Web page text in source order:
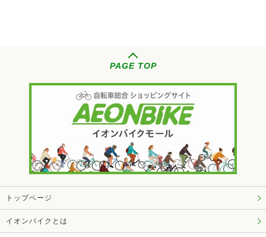
PAGE TOP
トップページ
イオンバイクとは